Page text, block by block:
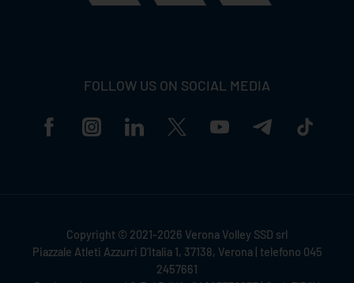
FOLLOW US ON SOCIAL MEDIA
Copyright © 2021-2026 Verona Volley SSD srl
Piazzale Atleti Azzurri D'Italia 1, 37138, Verona | telefono 045
2457661